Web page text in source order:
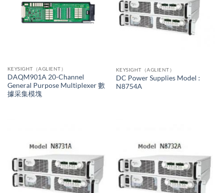
KEYSIGHT（AGLIENT）
DAQM901A 20-Channel
General Purpose Multiplexer 數
據采集模塊
KEYSIGHT（AGLIENT）
DC Power Supplies Model :
N8754A